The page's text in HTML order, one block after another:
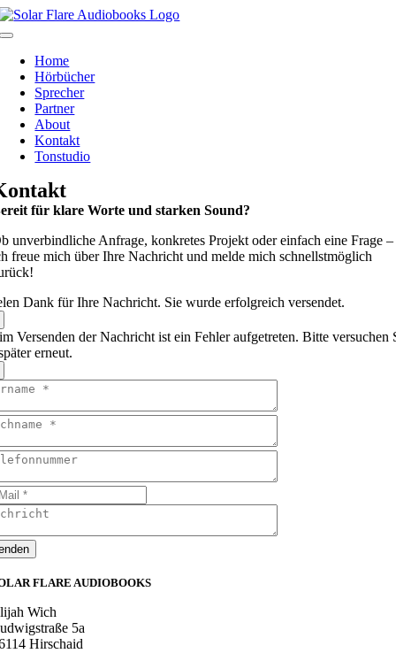
Skip
to
Toggle
NavigationHome
Hörbücher
Sprecher
Partner
About
Kontakt
Tonstudio
für klare Worte und starken Sound?
unverbindliche Anfrage, konkretes Projekt oder einfach eine Frage –
freue mich über Ihre Nachricht und melde mich schnellstmöglich
Dank für Ihre Nachricht. Sie wurde erfolgreich versendet.
Versenden der Nachricht ist ein Fehler aufgetreten. Bitte versuchen
erneut.
FLARE AUDIOBOOKS
Wich
5a
Hirschaid